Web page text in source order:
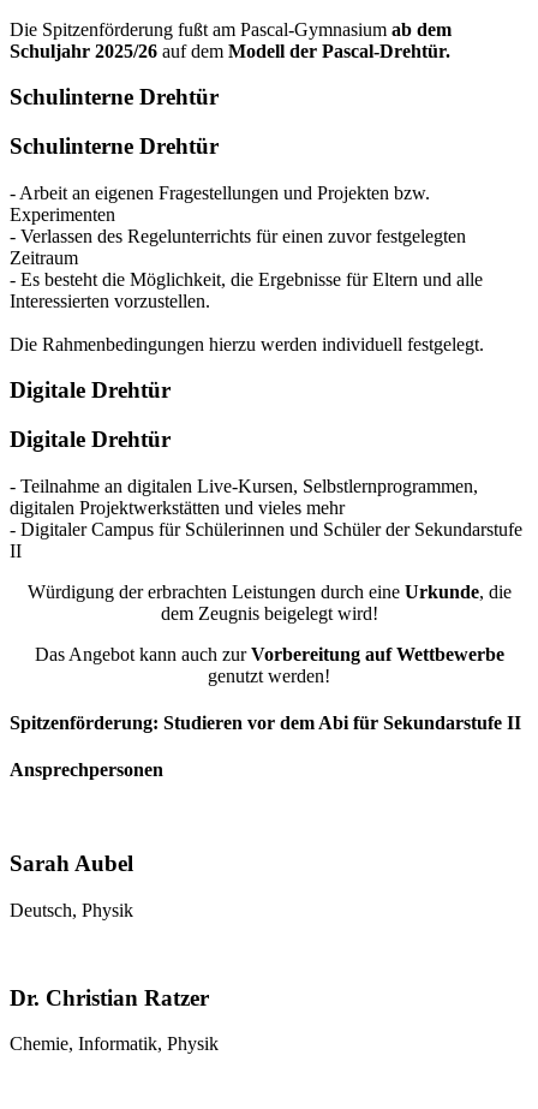
Die Spitzenförderung fußt am Pascal-Gymnasium ab dem
Schuljahr 2025/26 auf dem Modell der Pascal-Drehtür.
Schulinterne Drehtür
Schulinterne Drehtür
- Arbeit an eigenen Fragestellungen und Projekten bzw.
Experimenten
- Verlassen des Regelunterrichts für einen zuvor festgelegten
Zeitraum
- Es besteht die Möglichkeit, die Ergebnisse für Eltern und alle
Interessierten vorzustellen.
Die Rahmenbedingungen hierzu werden individuell festgelegt.
Digitale Drehtür
Digitale Drehtür
- Teilnahme an digitalen Live-Kursen, Selbstlernprogrammen,
digitalen Projektwerkstätten und vieles mehr
- Digitaler Campus für Schülerinnen und Schüler der Sekundarstufe
II
Würdigung der erbrachten Leistungen durch eine Urkunde, die
dem Zeugnis beigelegt wird!
Das Angebot kann auch zurVorbereitung auf Wettbewerbe
genutzt werden!
Spitzenförderung: Studieren vor dem Abi für Sekundarstufe II
Ansprechpersonen
Sarah Aubel
Deutsch, Physik
Dr. Christian Ratzer
Chemie, Informatik, Physik